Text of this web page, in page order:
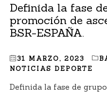
Definida la fase
promoción de
BSR-ESPAÑA.
31 MARZO, 2023
NOTICIAS DEPORTE
Definida la fase de